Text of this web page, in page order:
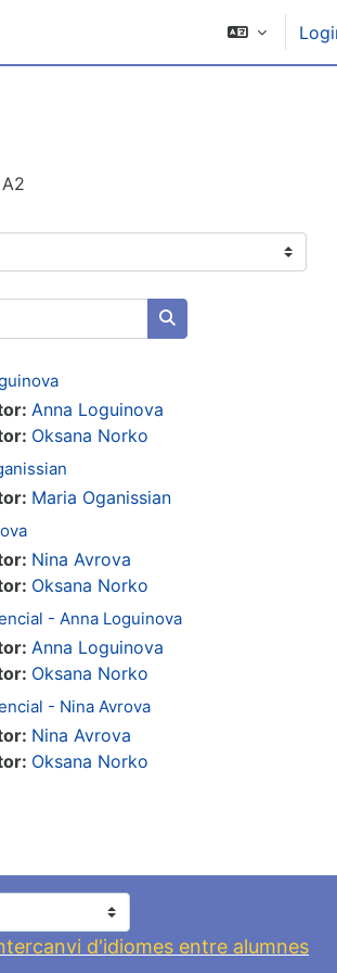
A2
Cerca corsi
Anna Loguinova
Oksana Norko
Maria Oganissian
Nina Avrova
Oksana Norko
- Anna Loguinova
Anna Loguinova
Oksana Norko
- Nina Avrova
Nina Avrova
Oksana Norko
d'idiomes entre alumnes